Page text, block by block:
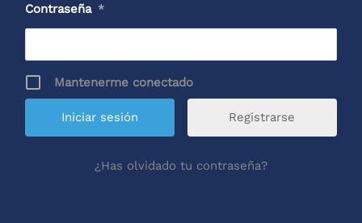
Contraseña *
Mantenerme conectado
Registrarse
¿Has olvidado tu contraseña?